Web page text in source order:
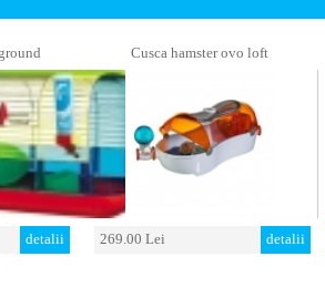
detalii
Cusca hamster ovo loft
269.00 Lei detalii